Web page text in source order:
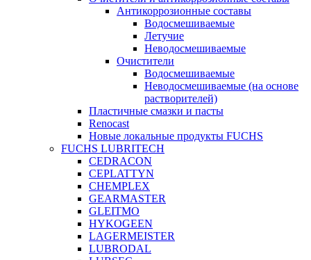
Антикоррозионные составы
Водосмешиваемые
Летучие
Неводосмешиваемые
Очистители
Водосмешиваемые
Неводосмешиваемые (на основе
растворителей)
Пластичные смазки и пасты
Renocast
Новые локальные продукты FUCHS
FUCHS LUBRITECH
CEDRACON
CEPLATTYN
CHEMPLEX
GEARMASTER
GLEITMO
HYKOGEEN
LAGERMEISTER
LUBRODAL